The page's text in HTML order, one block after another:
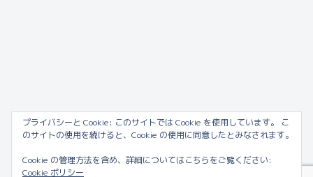
プライバシーと Cookie: このサイトでは Cookie を使用しています。 こ
のサイトの使用を続けると、Cookie の使用に同意したとみなされます。
Cookie の管理方法を含め、詳細についてはこちらをご覧ください:
Cookie ポリシー